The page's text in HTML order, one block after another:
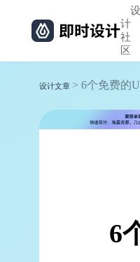
设
计
社
区
设计文章 > 6个免费的
6